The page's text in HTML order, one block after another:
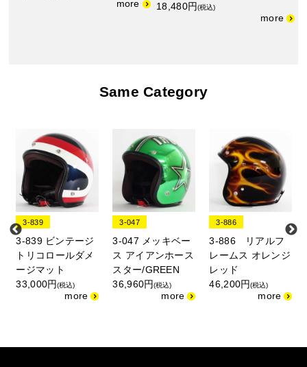
18,480円(税込)
Same Category
3-839
3-839 ビンテージ
トリコロールダメ
ージマット
33,000円(税込)
3-047
3-047 メッキベー
ス アイアンホース
スター/GREEN
36,960円(税込)
3-886
3-886 リアルフ
レームス オレンジ
レッド
46,200円(税込)